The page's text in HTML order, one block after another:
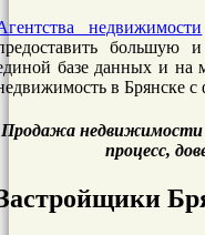
недвижимости
большую
базе данных и на
в Брянске с
Продажа недвижимости
процесс,